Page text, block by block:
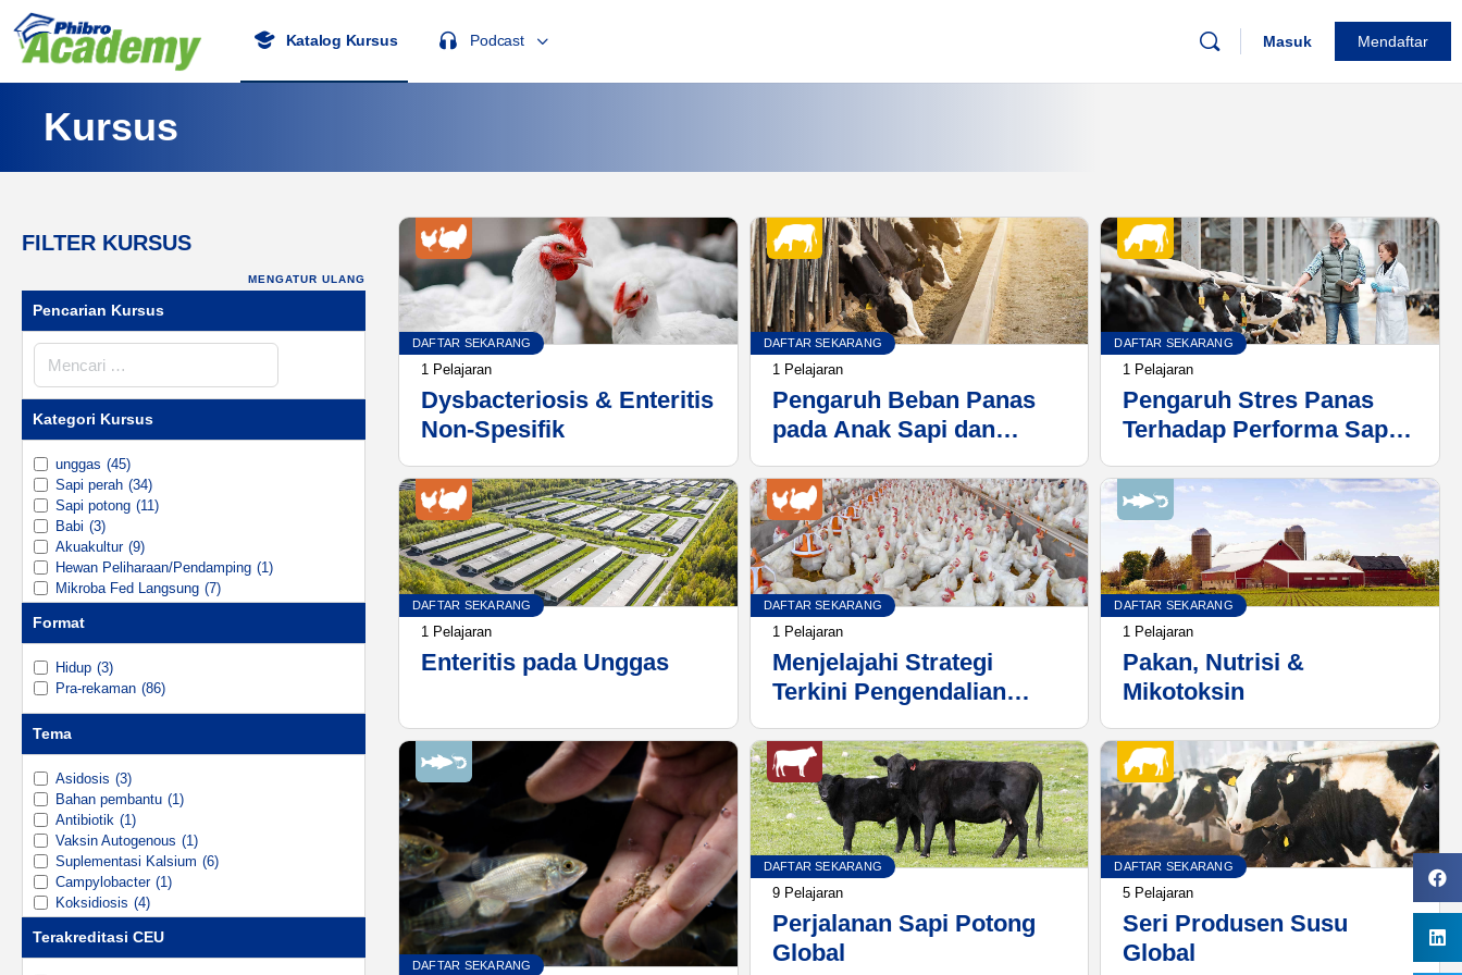
Katalog Kursus Podcast Masuk Mendaftar
Kursus
FILTER KURSUS
MENGATUR ULANG
Pencarian Kursus
Pencarian
Kursus
Kategori Kursus
unggas (45)
Sapi perah (34)
Sapi potong (11)
Babi (3)
Akuakultur (9)
Hewan Peliharaan/Pendamping (1)
Mikroba Fed Langsung (7)
Vaksin
Format
Hidup (3)
Pra-rekaman (86)
Tema
Asidosis (3)
Bahan pembantu (1)
Antibiotik (1)
Vaksin Autogenous (1)
Suplementasi Kalsium (6)
Campylobacter (1)
Koksidiosis (4)
Kesehatan pencernaan
Terakreditasi CEU
DAFTAR SEKARANG
1 Pelajaran
Dysbacteriosis & Enteritis
Non-Spesifik
DAFTAR SEKARANG
1 Pelajaran
Pengaruh Beban Panas
pada Anak Sapi dan
Penggemukan
DAFTAR SEKARANG
1 Pelajaran
Pengaruh Stres Panas
Terhadap Performa Sapi
Perah
DAFTAR SEKARANG
1 Pelajaran
Enteritis pada Unggas
DAFTAR SEKARANG
1 Pelajaran
Menjelajahi Strategi
Terkini Pengendalian
DAFTAR SEKARANG
1 Pelajaran
Pakan, Nutrisi &
Mikotoksin
DAFTAR SEKARANG
DAFTAR SEKARANG
9 Pelajaran
Perjalanan Sapi Potong
Global
DAFTAR SEKARANG
5 Pelajaran
Seri Produsen Susu
Global